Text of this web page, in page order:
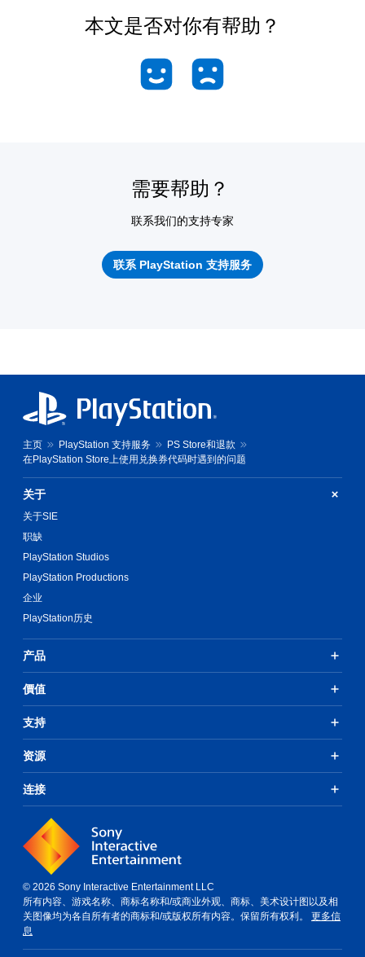
本文是否对你有帮助？
需要帮助？
联系我们的支持专家
联系 PlayStation 支持服务
主页 PlayStation 支持服务
PS Store和退款
在PlayStation Store上使用兑换券代码时遇到的问题
关于
关于SIE
职缺
PlayStation Studios
PlayStation Productions
企业
PlayStation历史
产品
價值
支持
资源
连接
© 2026 Sony Interactive Entertainment LLC
所有内容、游戏名称、商标名称和/或商业外观、商标、美术设计图以及相
关图像均为各自所有者的商标和/或版权所有内容。保留所有权利。 更多信
息